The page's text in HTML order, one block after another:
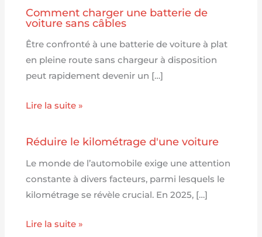
Comment charger une batterie de
voiture sans câbles
Être confronté à une batterie de voiture à plat
en pleine route sans chargeur à disposition
peut rapidement devenir un […]
Lire la suite »
Réduire le kilométrage d'une voiture
Le monde de l’automobile exige une attention
constante à divers facteurs, parmi lesquels le
kilométrage se révèle crucial. En 2025, […]
Lire la suite »